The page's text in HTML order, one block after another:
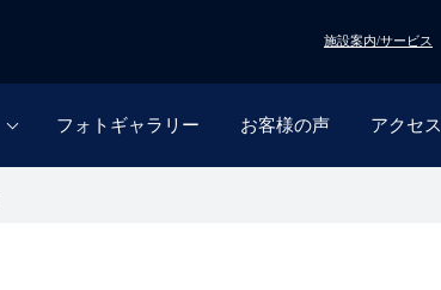
施設案内/サービス
フォトギャラリー お客様の声 アクセス